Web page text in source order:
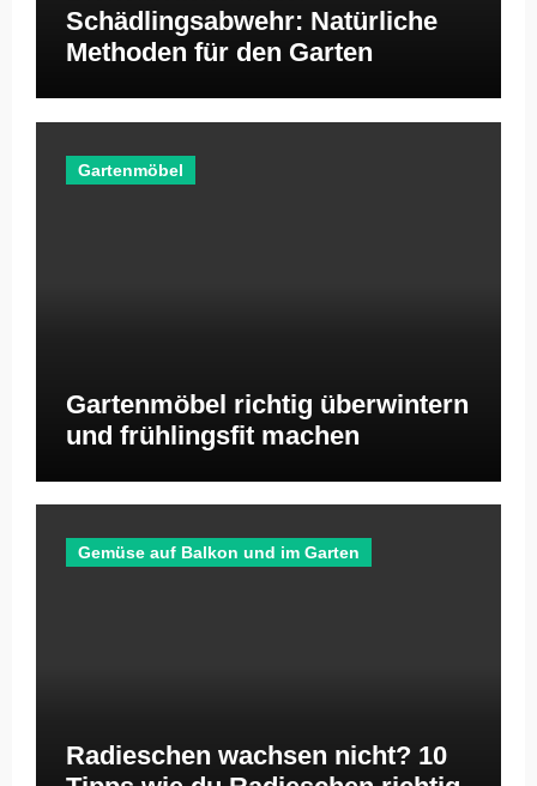
Schädlingsabwehr: Natürliche
Methoden für den Garten
Gartenmöbel
Gartenmöbel richtig überwintern
und frühlingsfit machen
Gemüse auf Balkon und im Garten
Radieschen wachsen nicht? 10